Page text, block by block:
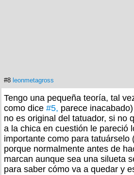
#8 leonmetagross
Tengo una pequeña teoría, tal
como dice #5, parece
no es original del tatuador, si no
a la chica en cuestión le pareció
importante como para tatuárselo
porque normalmente antes de
marcan aunque sea una silueta
para saber cómo va a quedar y